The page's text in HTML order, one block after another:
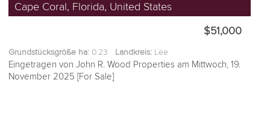
Cape Coral, Florida, United States
$51,000
Grundstücksgröße ha: 0.23 Landkreis: Lee
Eingetragen von John R. Wood Properties am Mittwoch, 19.
November 2025 [For Sale]